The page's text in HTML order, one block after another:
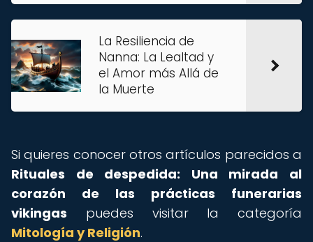
La Resiliencia de
Nanna: La Lealtad y
el Amor más Allá de
la Muerte
Si quieres conocer otros artículos parecidos a
Rituales de despedida: Una mirada al
corazón de las prácticas funerarias
vikingas puedes visitar la categoría
Mitología y Religión.